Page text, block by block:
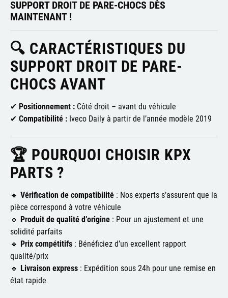
SUPPORT DROIT DE PARE-CHOCS DÈS
MAINTENANT !
🔍 CARACTÉRISTIQUES DU
SUPPORT DROIT DE PARE-
CHOCS AVANT
✔ Positionnement : Côté droit – avant du véhicule
✔ Compatibilité : Iveco Daily à partir de l’année modèle 2019
🏆 POURQUOI CHOISIR KPX
PARTS ?
🔹 Vérification de compatibilité : Nos experts s’assurent que la
pièce correspond à votre véhicule
🔹 Produit de qualité d’origine : Pour un ajustement et une
solidité parfaits
🔹 Prix compétitifs : Bénéficiez d’un excellent rapport
qualité/prix
🔹 Livraison express : Expédition sous 24h pour une remise en
état rapide